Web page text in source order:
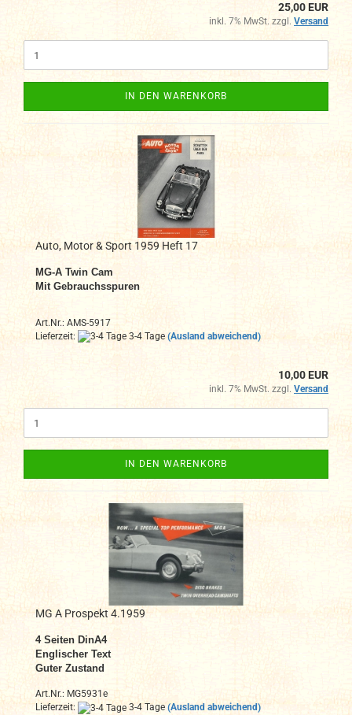
25,00 EUR
inkl. 7% MwSt. zzgl. Versand
IN DEN WARENKORB
Auto, Motor & Sport 1959 Heft 17
MG-A Twin Cam
Mit Gebrauchsspuren
Art.Nr.: AMS-5917
Lieferzeit:
3-4 Tage (Ausland abweichend)
10,00 EUR
inkl. 7% MwSt. zzgl. Versand
IN DEN WARENKORB
MG A Prospekt 4.1959
4 Seiten DinA4
Englischer Text
Guter Zustand
Art.Nr.: MG5931e
Lieferzeit:
3-4 Tage (Ausland abweichend)